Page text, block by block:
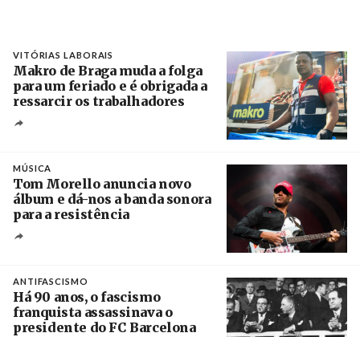
VITÓRIAS LABORAIS
Makro de Braga muda a folga
para um feriado e é obrigada a
ressarcir os trabalhadores
MÚSICA
Tom Morello anuncia novo
álbum e dá-nos a banda sonora
para a resistência
ANTIFASCISMO
Há 90 anos, o fascismo
franquista assassinava o
presidente do FC Barcelona